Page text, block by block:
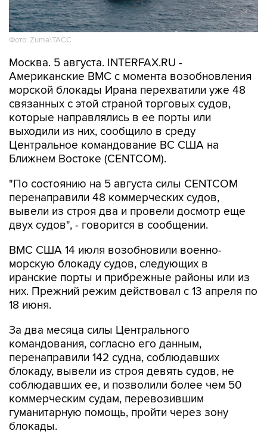
Фото: Zuma\ТАСС
Москва. 5 августа. INTERFAX.RU -
Американские ВМС с момента возобновления
морской блокады Ирана перехватили уже 48
связанных с этой страной торговых судов,
которые направлялись в ее порты или
выходили из них, сообщило в среду
Центральное командование ВС США на
Ближнем Востоке (CENTCOM).
"По состоянию на 5 августа силы CENTCOM
перенаправили 48 коммерческих судов,
вывели из строя два и провели досмотр еще
двух судов", - говорится в сообщении.
ВМС США 14 июля возобновили военно-
морскую блокаду судов, следующих в
иранские порты и прибрежные районы или из
них. Прежний режим действовал с 13 апреля по
18 июня.
За два месяца силы Центрального
командования, согласно его данным,
перенаправили 142 судна, соблюдавших
блокаду, вывели из строя девять судов, не
соблюдавших ее, и позволили более чем 50
коммерческим судам, перевозившим
гуманитарную помощь, пройти через зону
блокады.